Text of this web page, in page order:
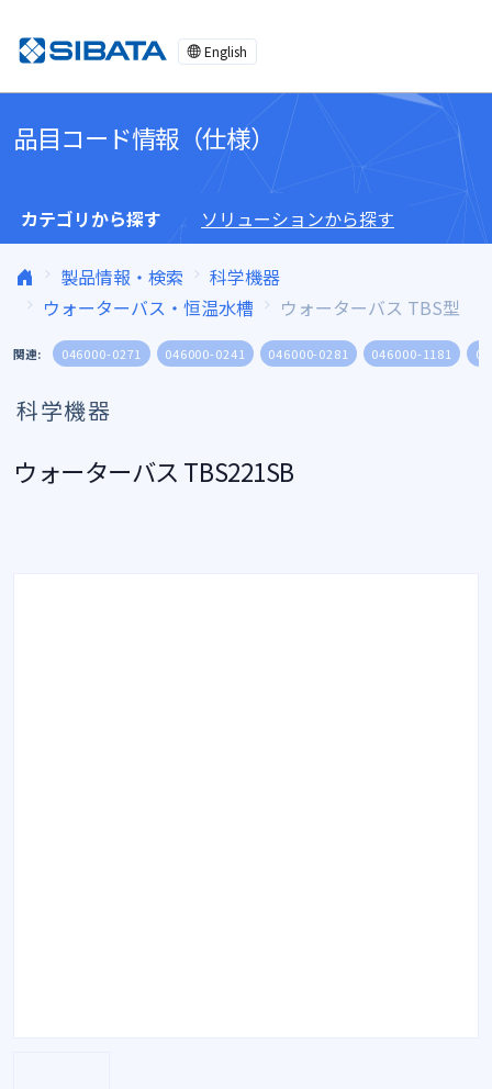
English
品目コード情報（仕様）
カテゴリから探す ソリューションから探す
製品情報・検索
科学機器
ウォーターバス・恒温水槽
ウォーターバス TBS型
関連: 046000-0271 046000-0241 046000-0281 046000-1181
科学機器
ウォーターバス TBS221SB